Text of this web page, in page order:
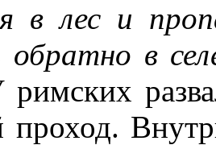
в лес и
в
римских
проход.